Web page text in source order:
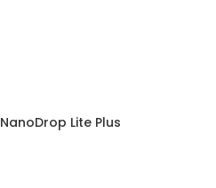
NanoDrop Lite Plus